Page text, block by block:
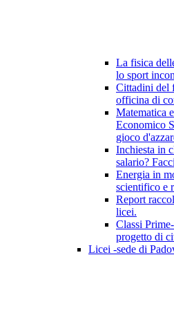
La fisica
lo sport
Cittadini del
officina di
Matematica
Economico
gioco
Inchiesta in
salario?
Energia in
scientifico e
Report
licei.
Classi
progetto di
Licei -sede di